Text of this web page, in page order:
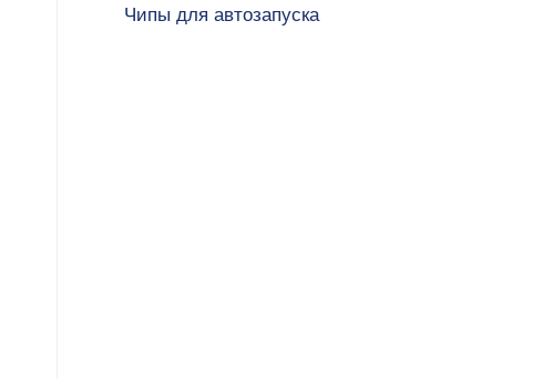
Чипы для автозапуска